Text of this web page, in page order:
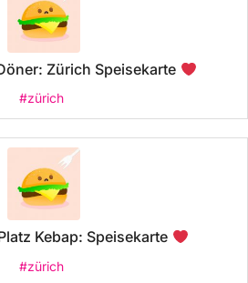
Zürich Speisekarte
#zürich
Kebap: Speisekarte
#zürich